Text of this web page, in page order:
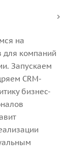
на
для компаний
Запускаем
CRM-
бизнес-